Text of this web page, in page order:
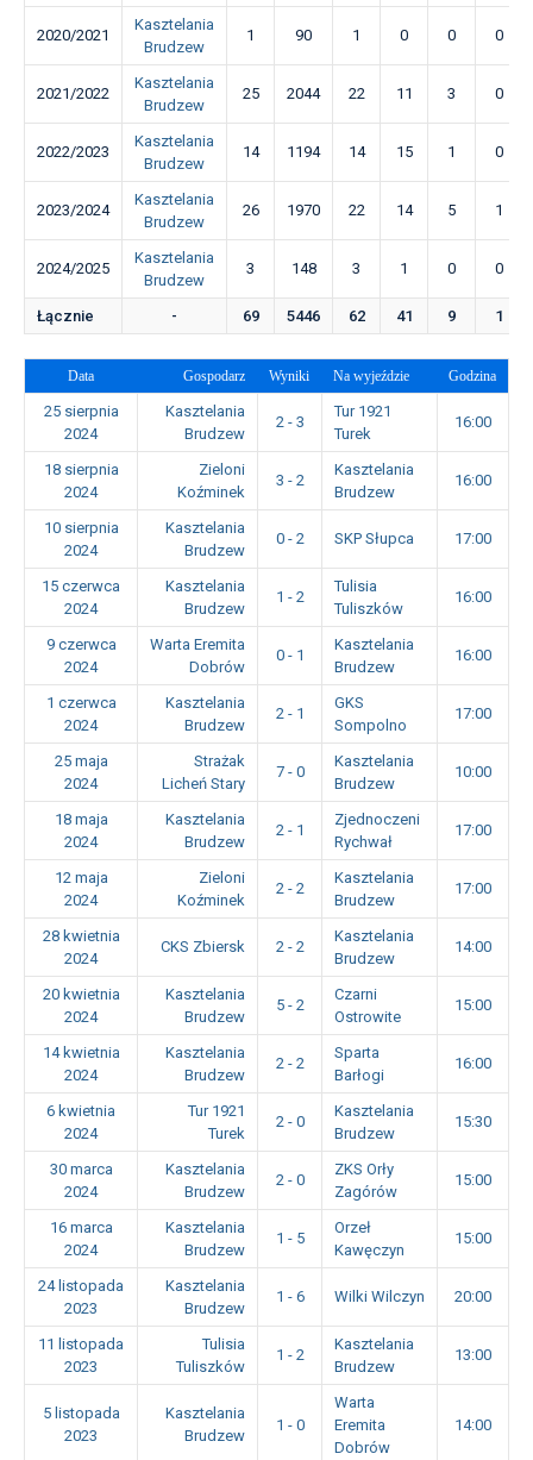
2020/2021
Kasztelania
Brudzew
1 90 1 0 0 0
2021/2022
Kasztelania
Brudzew
25 2044 22 11 3 0
2022/2023
Kasztelania
Brudzew
14 1194 14 15 1 0
2023/2024
Kasztelania
Brudzew
26 1970 22 14 5 1
2024/2025
Kasztelania
Brudzew
3 148 3 1 0 0
Łącznie - 69 5446 62 41 9 1
Data Gospodarz Wyniki Na wyjeździe Godzina
25 sierpnia
2024
Kasztelania
Brudzew
2 - 3
Tur 1921
Turek
16:00
18 sierpnia
2024
Zieloni
Koźminek
3 - 2
Kasztelania
Brudzew
16:00
10 sierpnia
2024
Kasztelania
Brudzew
0 - 2 SKP Słupca 17:00
15 czerwca
2024
Kasztelania
Brudzew
1 - 2
Tulisia
Tuliszków
16:00
9 czerwca
2024
Warta Eremita
Dobrów
0 - 1
Kasztelania
Brudzew
16:00
1 czerwca
2024
Kasztelania
Brudzew
2 - 1
GKS
Sompolno
17:00
25 maja
2024
Strażak
Licheń Stary
7 - 0
Kasztelania
Brudzew
10:00
18 maja
2024
Kasztelania
Brudzew
2 - 1
Zjednoczeni
Rychwał
17:00
12 maja
2024
Zieloni
Koźminek
2 - 2
Kasztelania
Brudzew
17:00
28 kwietnia
2024
CKS Zbiersk 2 - 2
Kasztelania
Brudzew
14:00
20 kwietnia
2024
Kasztelania
Brudzew
5 - 2
Czarni
Ostrowite
15:00
14 kwietnia
2024
Kasztelania
Brudzew
2 - 2
Sparta
Barłogi
16:00
6 kwietnia
2024
Tur 1921
Turek
2 - 0
Kasztelania
Brudzew
15:30
30 marca
2024
Kasztelania
Brudzew
2 - 0
ZKS Orły
Zagórów
15:00
16 marca
2024
Kasztelania
Brudzew
1 - 5
Orzeł
Kawęczyn
15:00
24 listopada
2023
Kasztelania
Brudzew
1 - 6 Wilki Wilczyn 20:00
11 listopada
2023
Tulisia
Tuliszków
1 - 2
Kasztelania
Brudzew
13:00
5 listopada
2023
Kasztelania
Brudzew
1 - 0
Warta
Eremita
Dobrów
14:00